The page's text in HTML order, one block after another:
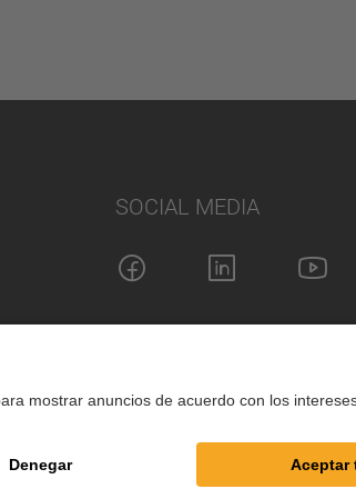
SOCIAL MEDIA